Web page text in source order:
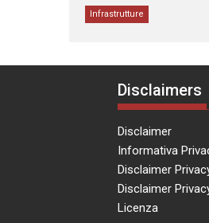
Infrastrutture
Disclaimers
Disclaimer
Informativa
Disclaimer
Disclaimer
Licenza